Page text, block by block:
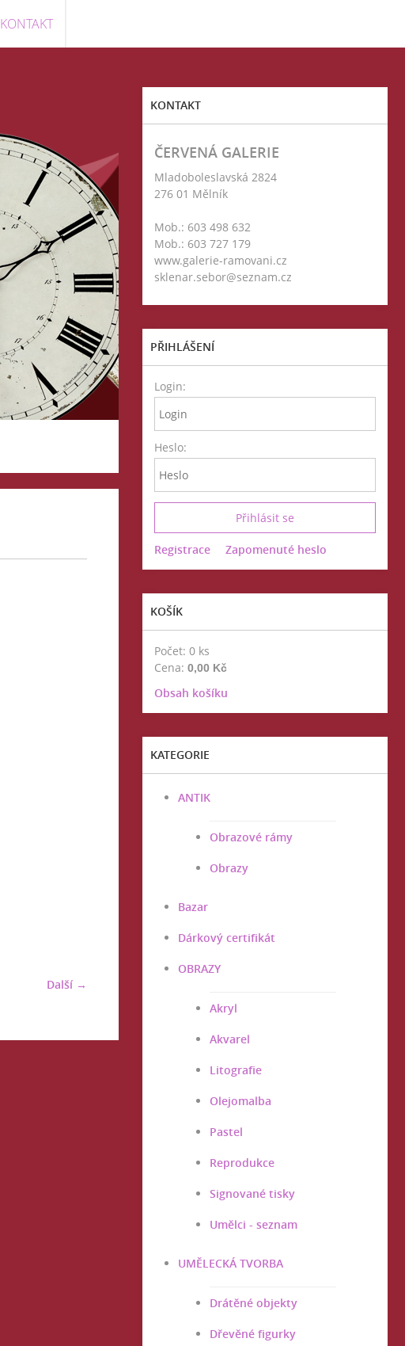
KONTAKT
Další →
KONTAKT
ČERVENÁ GALERIE
Mladoboleslavská 2824
276 01 Mělník
Mob.: 603 498 632
Mob.: 603 727 179
www.galerie-ramovani.cz
sklenar.sebor@seznam.cz
PŘIHLÁŠENÍ
Login:
Heslo:
Registrace Zapomenuté heslo
KOŠÍK
Počet: 0 ks
Cena: 0,00 Kč
Obsah košíku
KATEGORIE
ANTIK
Obrazové rámy
Obrazy
Bazar
Dárkový certifikát
OBRAZY
Akryl
Akvarel
Litografie
Olejomalba
Pastel
Reprodukce
Signované tisky
Umělci - seznam
UMĚLECKÁ TVORBA
Drátěné objekty
Dřevěné figurky